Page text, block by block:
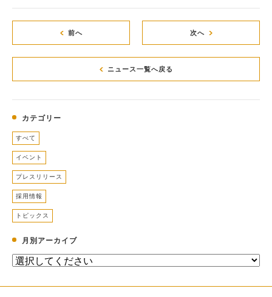
前へ 次へ
ニュース一覧へ戻る
カテゴリー
すべて
イベント
プレスリリース
採用情報
トピックス
月別アーカイブ